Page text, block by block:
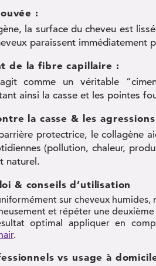
:
la surface du cheveu est
paraissent immédiatement
de la fibre capillaire :
comme un véritable
ainsi la casse et les pointes
la casse & les
protectrice, le collagène
(pollution, chaleur,
naturel.
& conseils d’utilisation
sur cheveux humides,
et répéter une
optimal appliquer en
.
vs usage à